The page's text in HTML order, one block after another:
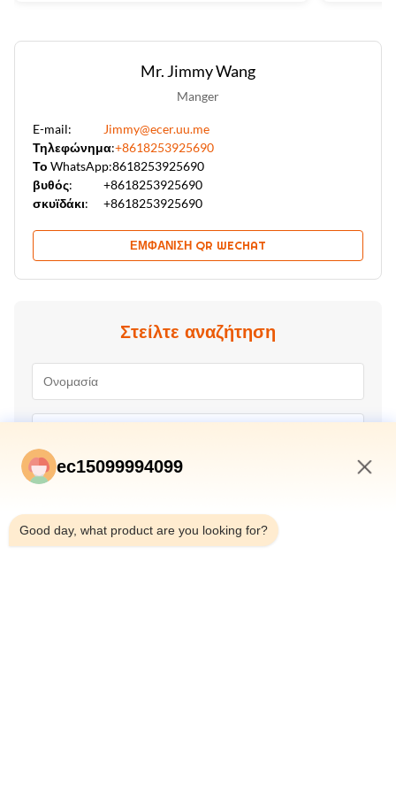
Mr. Jimmy Wang
Manger
E-mail:
Jimmy@ecer.uu.me
Τηλεφώνημα:+8618253925690
Το WhatsApp:8618253925690
βυθός:
+8618253925690
σκυϊδάκι:
+8618253925690
ΕΜΦΆΝΙΣΗ QR WECHAT
Στείλτε αναζήτηση
ec15099994099
Good day, what product are you looking for?